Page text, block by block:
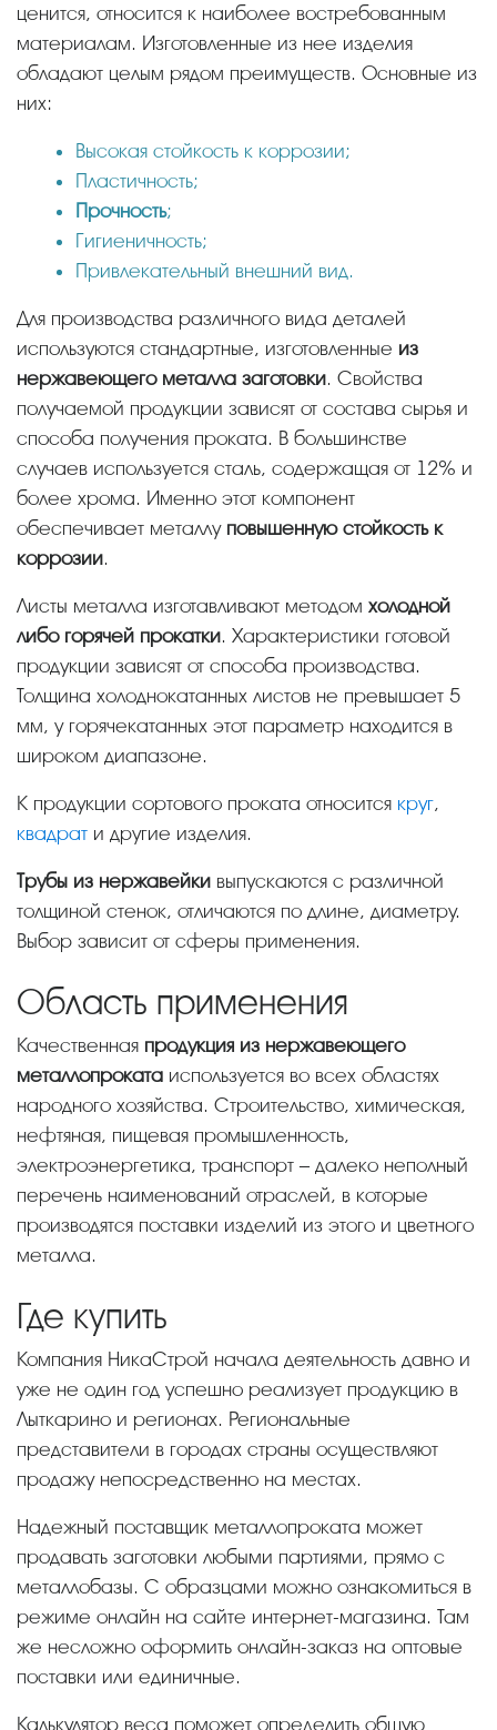
ценится, относится к наиболее востребованным
материалам. Изготовленные из нее изделия
обладают целым рядом преимуществ. Основные из
них:
Высокая стойкость к коррозии;
Пластичность;
Прочность;
Гигиеничность;
Привлекательный внешний вид.
Для производства различного вида деталей
используются стандартные, изготовленные из
нержавеющего металла заготовки. Свойства
получаемой продукции зависят от состава сырья и
способа получения проката. В большинстве
случаев используется сталь, содержащая от 12% и
более хрома. Именно этот компонент
обеспечивает металлу повышенную стойкость к
коррозии.
Листы металла изготавливают методом холодной
либо горячей прокатки. Характеристики готовой
продукции зависят от способа производства.
Толщина холоднокатанных листов не превышает 5
мм, у горячекатанных этот параметр находится в
широком диапазоне.
К продукции сортового проката относится круг,
квадрат и другие изделия.
Трубы из нержавейки выпускаются с различной
толщиной стенок, отличаются по длине, диаметру.
Выбор зависит от сферы применения.
Область применения
Качественная продукция из нержавеющего
металлопроката используется во всех областях
народного хозяйства. Строительство, химическая,
нефтяная, пищевая промышленность,
электроэнергетика, транспорт – далеко неполный
перечень наименований отраслей, в которые
производятся поставки изделий из этого и цветного
металла.
Где купить
Компания НикаСтрой начала деятельность давно и
уже не один год успешно реализует продукцию в
Лыткарино и регионах. Региональные
представители в городах страны осуществляют
продажу непосредственно на местах.
Надежный поставщик металлопроката может
продавать заготовки любыми партиями, прямо с
металлобазы. С образцами можно ознакомиться в
режиме онлайн на сайте интернет-магазина. Там
же несложно оформить онлайн-заказ на оптовые
поставки или единичные.
Калькулятор веса поможет определить общую